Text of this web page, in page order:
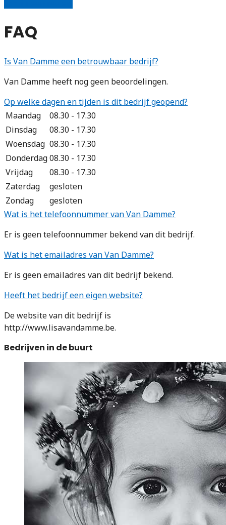
FAQ
Is Van Damme een betrouwbaar bedrijf?
Van Damme heeft nog geen beoordelingen.
Op welke dagen en tijden is dit bedrijf geopend?
Maandag
08.30 - 17.30
Dinsdag
08.30 - 17.30
Woensdag 08.30 - 17.30
Donderdag08.30 - 17.30
Vrijdag
08.30 - 17.30
Zaterdag
gesloten
Zondag
gesloten
Wat is het telefoonnummer van Van Damme?
Er is geen telefoonnummer bekend van dit bedrijf.
Wat is het emailadres van Van Damme?
Er is geen emailadres van dit bedrijf bekend.
Heeft het bedrijf een eigen website?
De website van dit bedrijf is
http://www.lisavandamme.be.
Bedrijven in de buurt